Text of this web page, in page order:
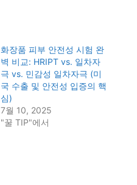
화장품 피부 안전성 시험 완
벽 비교: HRIPT vs. 일차자
극 vs. 민감성 일차자극 (미
국 수출 및 안전성 입증의 핵
심)
7월 10, 2025
"꿀 TIP"에서